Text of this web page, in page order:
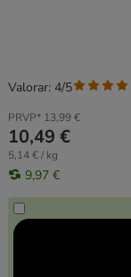
PRVP* 13,99 €
10,49 €
5,14 € / kg
9,97 €
Valorar: 4/5